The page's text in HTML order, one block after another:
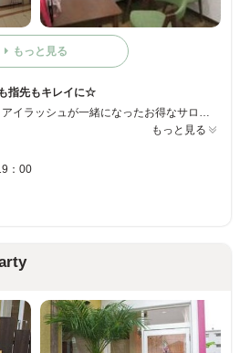
もっと見る
指先もキレイに☆
もっと見る
：00